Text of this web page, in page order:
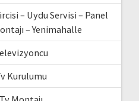
– Uydu Servisi – Panel
– Yenimahalle
Kurulumu